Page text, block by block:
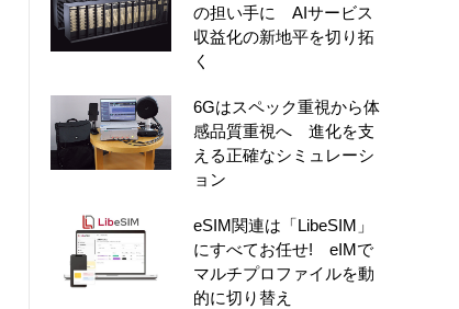
の担い手に AIサービス
収益化の新地平を切り拓
く
6Gはスペック重視から体
感品質重視へ 進化を支
える正確なシミュレーシ
ョン
eSIM関連は「LibeSIM」
にすべてお任せ! eIMで
マルチプロファイルを動
的に切り替え